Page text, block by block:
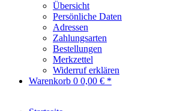
Übersicht
Persönliche Daten
Adressen
Zahlungsarten
Bestellungen
Merkzettel
Widerruf erklären
Warenkorb 0 0,00 € *